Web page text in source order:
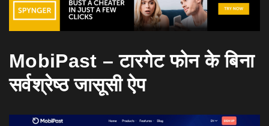
MobiPast – टारगेट फोन के बिना
सर्वश्रेष्ठ जासूसी ऐप